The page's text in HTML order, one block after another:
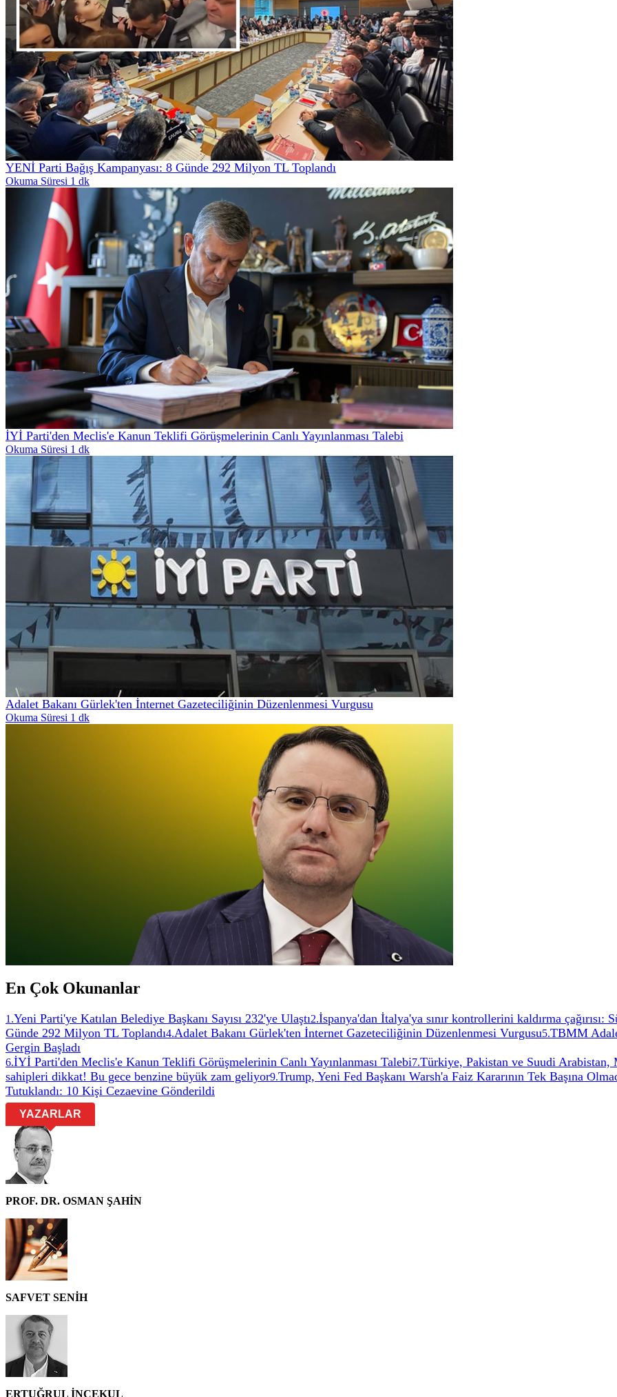
YENİ Parti Bağış Kampanyası: 8 Günde 292 Milyon TL Toplandı
Okuma Süresi 1 dk
İYİ Parti'den Meclis'e Kanun Teklifi Görüşmelerinin Canlı Yayınlanması Talebi
Okuma Süresi 1 dk
Adalet Bakanı Gürlek'ten İnternet Gazeteciliğinin Düzenlenmesi Vurgusu
Okuma Süresi 1 dk
En Çok Okunanlar
1 .Yeni Parti'ye Katılan Belediye Başkanı Sayısı 232'ye Ulaştı2.İspanya'dan İtalya'ya sınır kontrollerini kaldırma çağırısı:
Günde 292 Milyon TL Toplandı4.Adalet Bakanı Gürlek'ten İnternet Gazeteciliğinin Düzenlenmesi Vurgusu5.TBMM
Gergin Başladı
6.İYİ Parti'den Meclis'e Kanun Teklifi Görüşmelerinin Canlı Yayınlanması Talebi7.Türkiye, Pakistan ve Suudi Arabistan,
sahipleri dikkat! Bu gece benzine büyük zam geliyor9.Trump, Yeni Fed Başkanı Warsh'a Faiz Kararının Tek Başına
Tutuklandı: 10 Kişi Cezaevine Gönderildi
YAZARLAR
PROF. DR. OSMAN ŞAHİN
SAFVET SENİH
ERTUĞRUL İNCEKUL